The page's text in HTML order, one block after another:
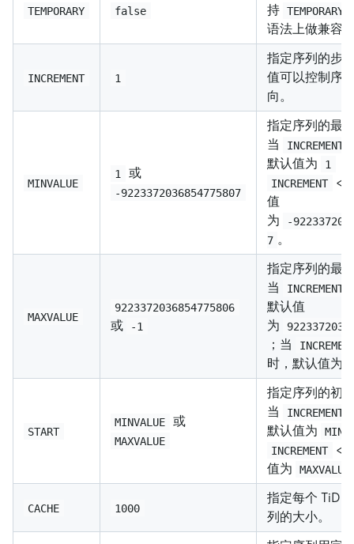
TEMPORARY false
持 TEMPORARY
语法上做兼容
INCREMENT 1
指定序列的步
值可以控制序
向。
MINVALUE
1 或
-9223372036854775807
指定序列的最
当
INCREMENT
默认值为
1
INCREMENT <
值
为
-
7 。
MAXVALUE
9223372036854775806
或 -1
指定序列的最
当
INCREMENT
默认值
为
；当
时，默认值为
START
MINVALUE 或
MAXVALUE
指定序列的初
当
INCREMENT
默认值为
INCREMENT
<
值为 MAXVALUE
CACHE 1000
指定每个 TiDB
列的大小。